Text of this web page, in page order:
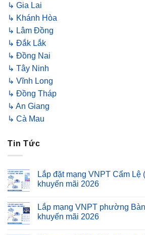
↳ Gia Lai
↳ Khánh Hòa
↳ Lâm Đồng
↳ Đắk Lắk
↳ Đồng Nai
↳ Tây Ninh
↳ Vĩnh Long
↳ Đồng Tháp
↳ An Giang
↳ Cà Mau
Tin Tức
Lắp đặt mạng VNPT Cẩm Lệ
khuyến mãi 2026
Lắp mạng VNPT phường
khuyến mãi 2026